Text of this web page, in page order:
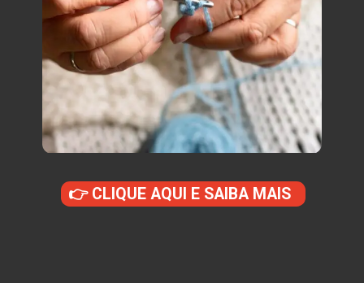
👉 CLIQUE AQUI E SAIBA MAIS